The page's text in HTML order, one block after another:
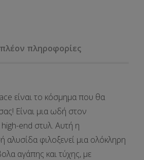
πληροφορίες
είναι το κόσμημα που θα
Είναι μια ωδή στον
end στυλ. Αυτή η
αλυσίδα φιλοξενεί μια ολόκληρη
αγάπης και τύχης, με